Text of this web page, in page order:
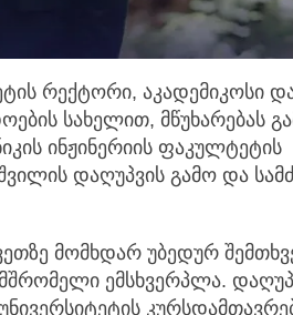
რექტორი, აკადემიკოსი
სახელით, მწუხარებას
ინჟინერიის ფაკულტეტის
დაღუპვის გამო და
მომხდარ უბედურ
ემსხვერპლა.